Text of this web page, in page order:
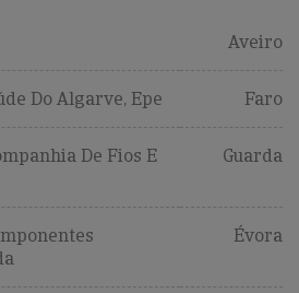
Aveiro
Do Algarve, Epe Faro
De Fios E
Guarda
Évora